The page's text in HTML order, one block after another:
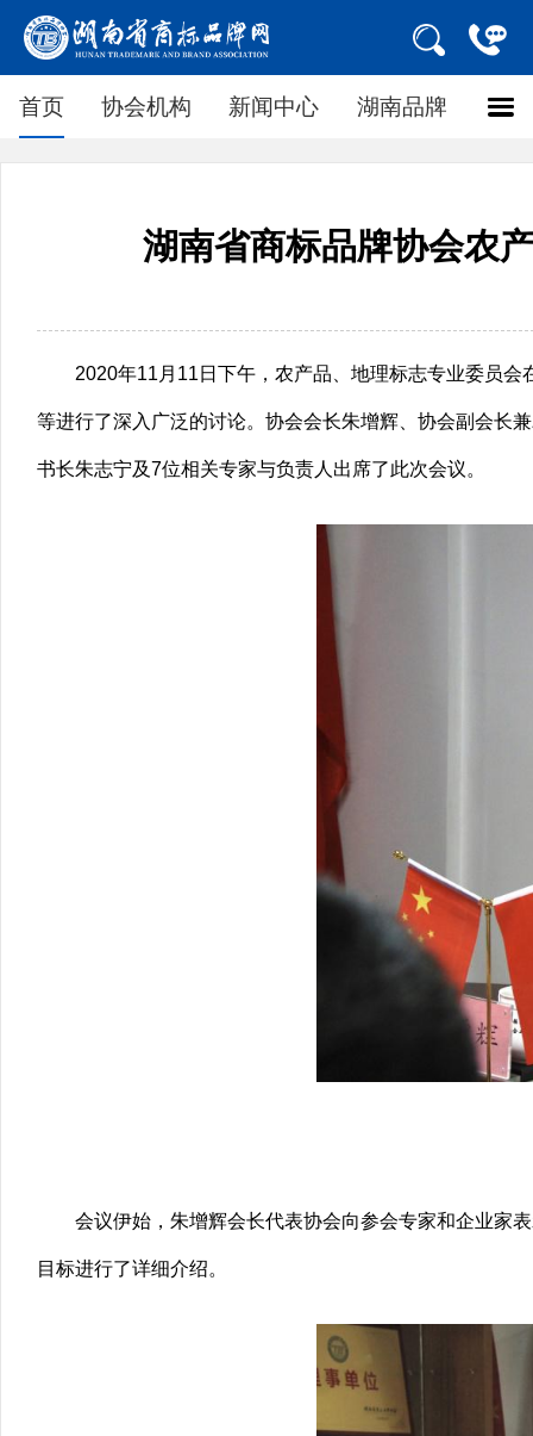
首页 协会机构 新闻中心 湖南品牌
湖南省商标品牌协会农
2020年11月11日下午，农产品、地理标志专业委员
等进行了深入广泛的讨论。协会会长朱增辉、协会副会长
书长朱志宁及7位相关专家与负责人出席了此次会议。
会议伊始，朱增辉会长代表协会向参会专家和企业家
目标进行了详细介绍。